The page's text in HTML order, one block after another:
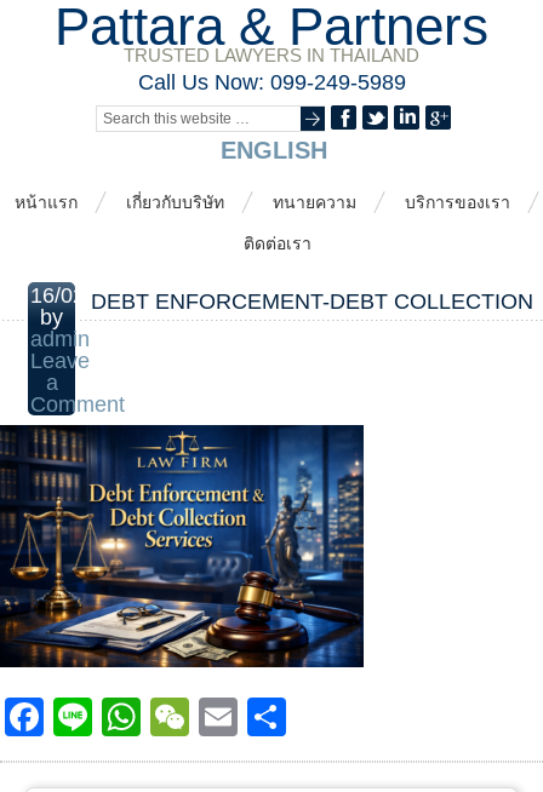
Pattara & Partners
TRUSTED LAWYERS IN THAILAND
Call Us Now: 099-249-5989
ENGLISH
หน้าแรก เกี่ยวกับบริษัท ทนายความ บริการของเรา
ติดต่อเรา
16/02/2026
by
admin
Leave
a
Comment
DEBT ENFORCEMENT-DEBT COLLECTION
Facebook
LineWhatsApp
WeChat
Email